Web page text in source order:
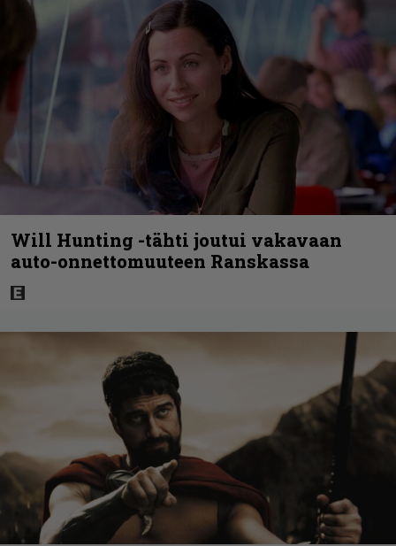
Will Hunting -tähti joutui vakavaan
auto-onnettomuuteen Ranskassa